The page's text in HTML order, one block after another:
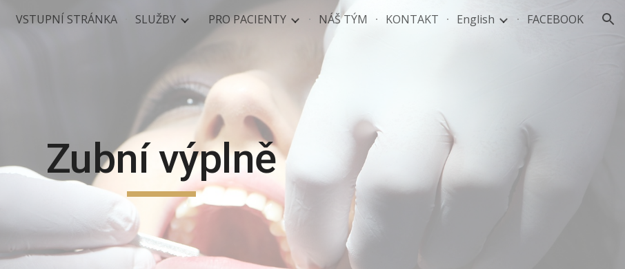
Skip to main content Skip to navigation
VSTUPNÍ STRÁNKA SLUŽBY PRO PACIENTY NÁŠ TÝM KONTAKT English FACEBOOK
Zubní výplně